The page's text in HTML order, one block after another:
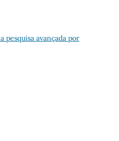
pesquisa avançada por